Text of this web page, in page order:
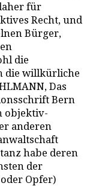
für
Recht, und
Bürger,
die
die willkürliche
Das
Bern
objektiv-
anderen
habe deren
der
Opfer)